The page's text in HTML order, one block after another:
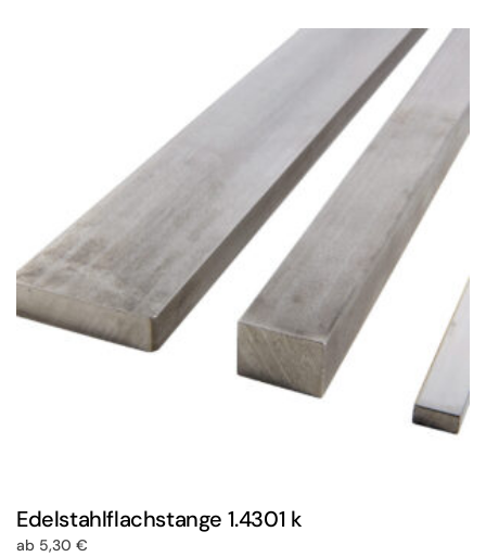
Die
Produktseite
gewählt
werden
Edelstahlflachstange 1.4301 k
ab 5,30 €